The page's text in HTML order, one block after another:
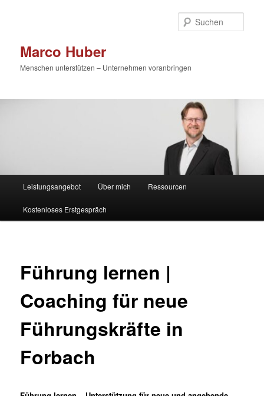
Marco Huber
Menschen unterstützen – Unternehmen voranbringen
Leistungsangebot Über mich Ressourcen
Kostenloses Erstgespräch
Führung lernen |
Coaching für neue
Führungskräfte in
Forbach